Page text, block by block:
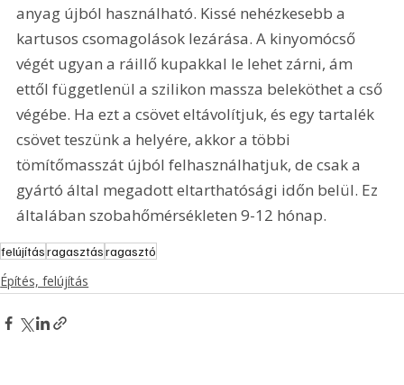
anyag újból használható. Kissé nehézkesebb a
kartusos csomagolások lezárása. A kinyomócső
végét ugyan a ráillő kupakkal le lehet zárni, ám
ettől függetlenül a szilikon massza beleköthet a cső
végébe. Ha ezt a csövet eltávolítjuk, és egy tartalék
csövet teszünk a helyére, akkor a többi
tömítőmasszát újból felhasználhatjuk, de csak a
gyártó által megadott eltarthatósági időn belül. Ez
általában szobahőmérsékleten 9-12 hónap.
felújításragasztásragasztó
Építés, felújítás